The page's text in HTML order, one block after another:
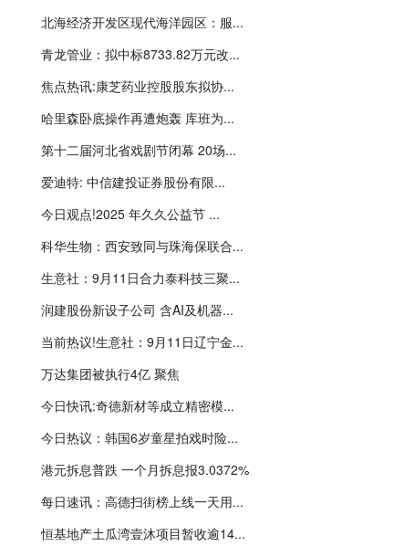
北海经济开发区现代海洋园区：服...
青龙管业：拟中标8733.82万元改...
焦点热讯:康芝药业控股股东拟协...
哈里森卧底操作再遭炮轰 库班为...
第十二届河北省戏剧节闭幕 20场...
爱迪特: 中信建投证券股份有限...
今日观点!2025 年久久公益节 ...
科华生物：西安致同与珠海保联合...
生意社：9月11日合力泰科技三聚...
润建股份新设子公司 含AI及机器...
当前热议!生意社：9月11日辽宁金...
万达集团被执行4亿 聚焦
今日快讯:奇德新材等成立精密模...
今日热议：韩国6岁童星拍戏时险...
港元拆息普跌 一个月拆息报3.0372%
每日速讯：高德扫街榜上线一天用...
恒基地产土瓜湾壹沐项目暂收逾14...